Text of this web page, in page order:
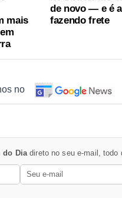
mais
de novo — e é
fazendo frete
no
do Diadireto no seu e-mail, todo